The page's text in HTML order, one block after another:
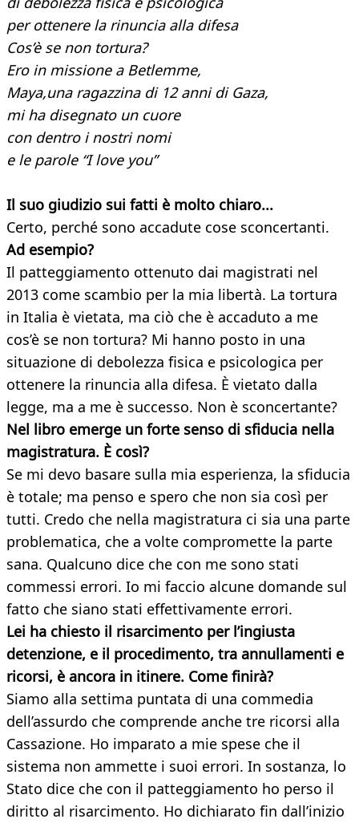
per ottenere la rinuncia alla difesa
Cos’è se non tortura?
Ero in missione a Betlemme,
Maya,una ragazzina di 12 anni di Gaza,
mi ha disegnato un cuore
con dentro i nostri nomi
e le parole “I love you”
Il suo giudizio sui fatti è molto chiaro...
Certo, perché sono accadute cose sconcertanti.
Ad esempio?
Il patteggiamento ottenuto dai magistrati nel
2013 come scambio per la mia libertà. La tortura
in Italia è vietata, ma ciò che è accaduto a me
cos’è se non tortura? Mi hanno posto in una
situazione di debolezza fisica e psicologica per
ottenere la rinuncia alla difesa. È vietato dalla
legge, ma a me è successo. Non è sconcertante?
Nel libro emerge un forte senso di sfiducia nella
magistratura. È così?
Se mi devo basare sulla mia esperienza, la sfiducia
è totale; ma penso e spero che non sia così per
tutti. Credo che nella magistratura ci sia una parte
problematica, che a volte compromette la parte
sana. Qualcuno dice che con me sono stati
commessi errori. Io mi faccio alcune domande sul
fatto che siano stati effettivamente errori.
Lei ha chiesto il risarcimento per l’ingiusta
detenzione, e il procedimento, tra annullamenti e
ricorsi, è ancora in itinere. Come finirà?
Siamo alla settima puntata di una commedia
dell’assurdo che comprende anche tre ricorsi alla
Cassazione. Ho imparato a mie spese che il
sistema non ammette i suoi errori. In sostanza, lo
Stato dice che con il patteggiamento ho perso il
diritto al risarcimento. Ho dichiarato fin dall’inizio